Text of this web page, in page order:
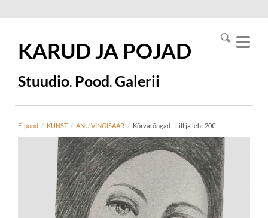
KARUD JA POJAD
Stuudio. Pood. Galerii
E-pood / KUNST / ANU VINGISAAR / Kõrvarõngad - Lill ja leht 20€